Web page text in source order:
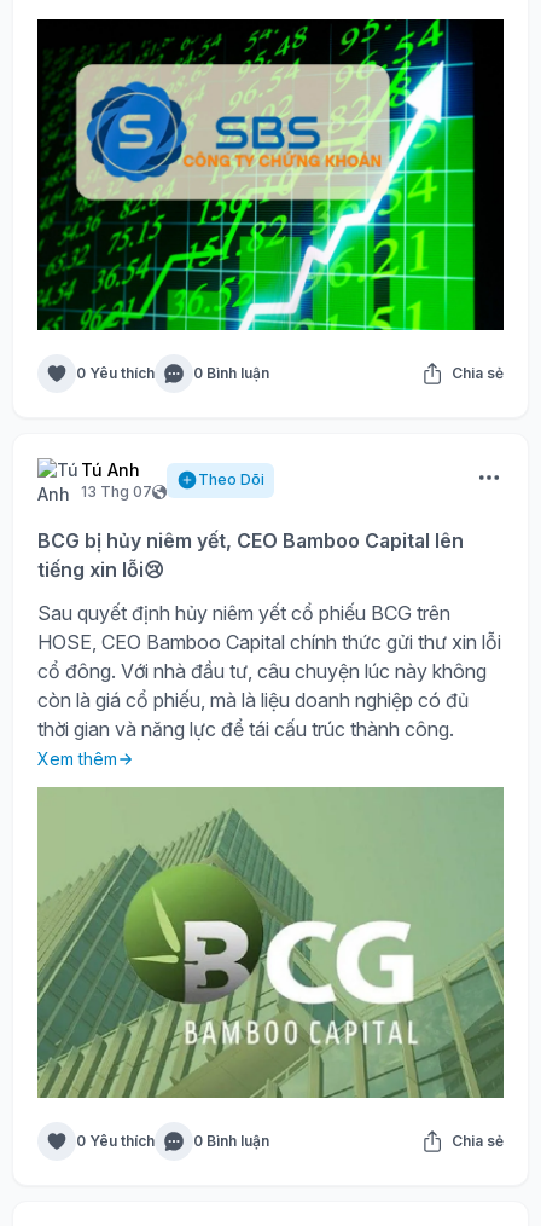
0 Yêu thích 0 Bình luận Chia sẻ
Tú Anh
13 Thg 07
Theo Dõi
BCG bị hủy niêm yết, CEO Bamboo Capital lên
tiếng xin lỗi😢
Sau quyết định hủy niêm yết cổ phiếu BCG trên
HOSE, CEO Bamboo Capital chính thức gửi thư xin lỗi
cổ đông. Với nhà đầu tư, câu chuyện lúc này không
còn là giá cổ phiếu, mà là liệu doanh nghiệp có đủ
thời gian và năng lực để tái cấu trúc thành công.
Xem thêm
0 Yêu thích 0 Bình luận Chia sẻ